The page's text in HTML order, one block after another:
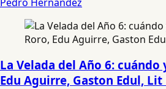
La Velada del Año 6: cuándo
Edu Aguirre, Gaston Edul,